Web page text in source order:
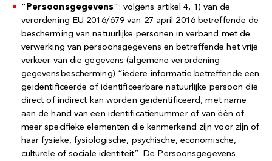
“ Persoonsgegevens“: volgens artikel 4, 1) van de
verordening EU 2016/679 van 27 april 2016 betreffende de
bescherming van natuurlijke personen in verband met de
verwerking van persoonsgegevens en betreffende het vrije
verkeer van die gegevens (algemene verordening
gegevensbescherming) “iedere informatie betreffende een
geïdentificeerde of identificeerbare natuurlijke persoon die
direct of indirect kan worden geïdentificeerd, met name
aan de hand van een identificatienummer of van één of
meer specifieke elementen die kenmerkend zijn voor zijn of
haar fysieke, fysiologische, psychische, economische,
culturele of sociale identiteit”. De Persoonsgegevens